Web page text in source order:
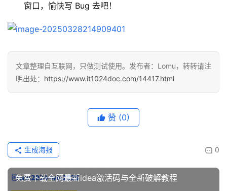
窗口，愉快写 Bug 去吧！
文章整理自互联网，只做测试使用。发布者：Lomu，转转请注
明出处： https://www.it1024doc.com/14417.html
赞 (0)
0
生成海报
免费下载全网最新idea激活码与全新破解教程